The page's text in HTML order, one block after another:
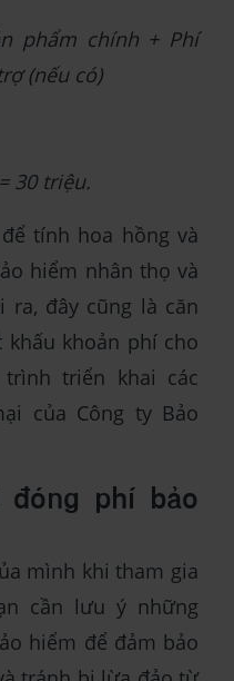
phẩm chính + Phí
(nếu có)
30 triệu.
tính hoa hồng và
hiểm nhân thọ và
ra, đây cũng là căn
khoản phí cho
triển khai các
của Công ty Bảo
phí bảo
mình khi tham gia
cần lưu ý những
hiểm để đảm bảo